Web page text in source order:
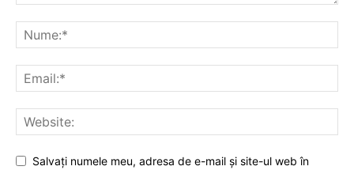
Salvați numele meu, adresa de e-mail și site-ul web în